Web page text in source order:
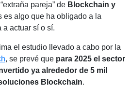
pareja” de Blockchain y
es algo que ha obligado a la
actuar sí o sí.
el estudio llevado a cabo por la
, se prevé que para 2025 el sector
ya alrededor de 5 mil
Blockchain.